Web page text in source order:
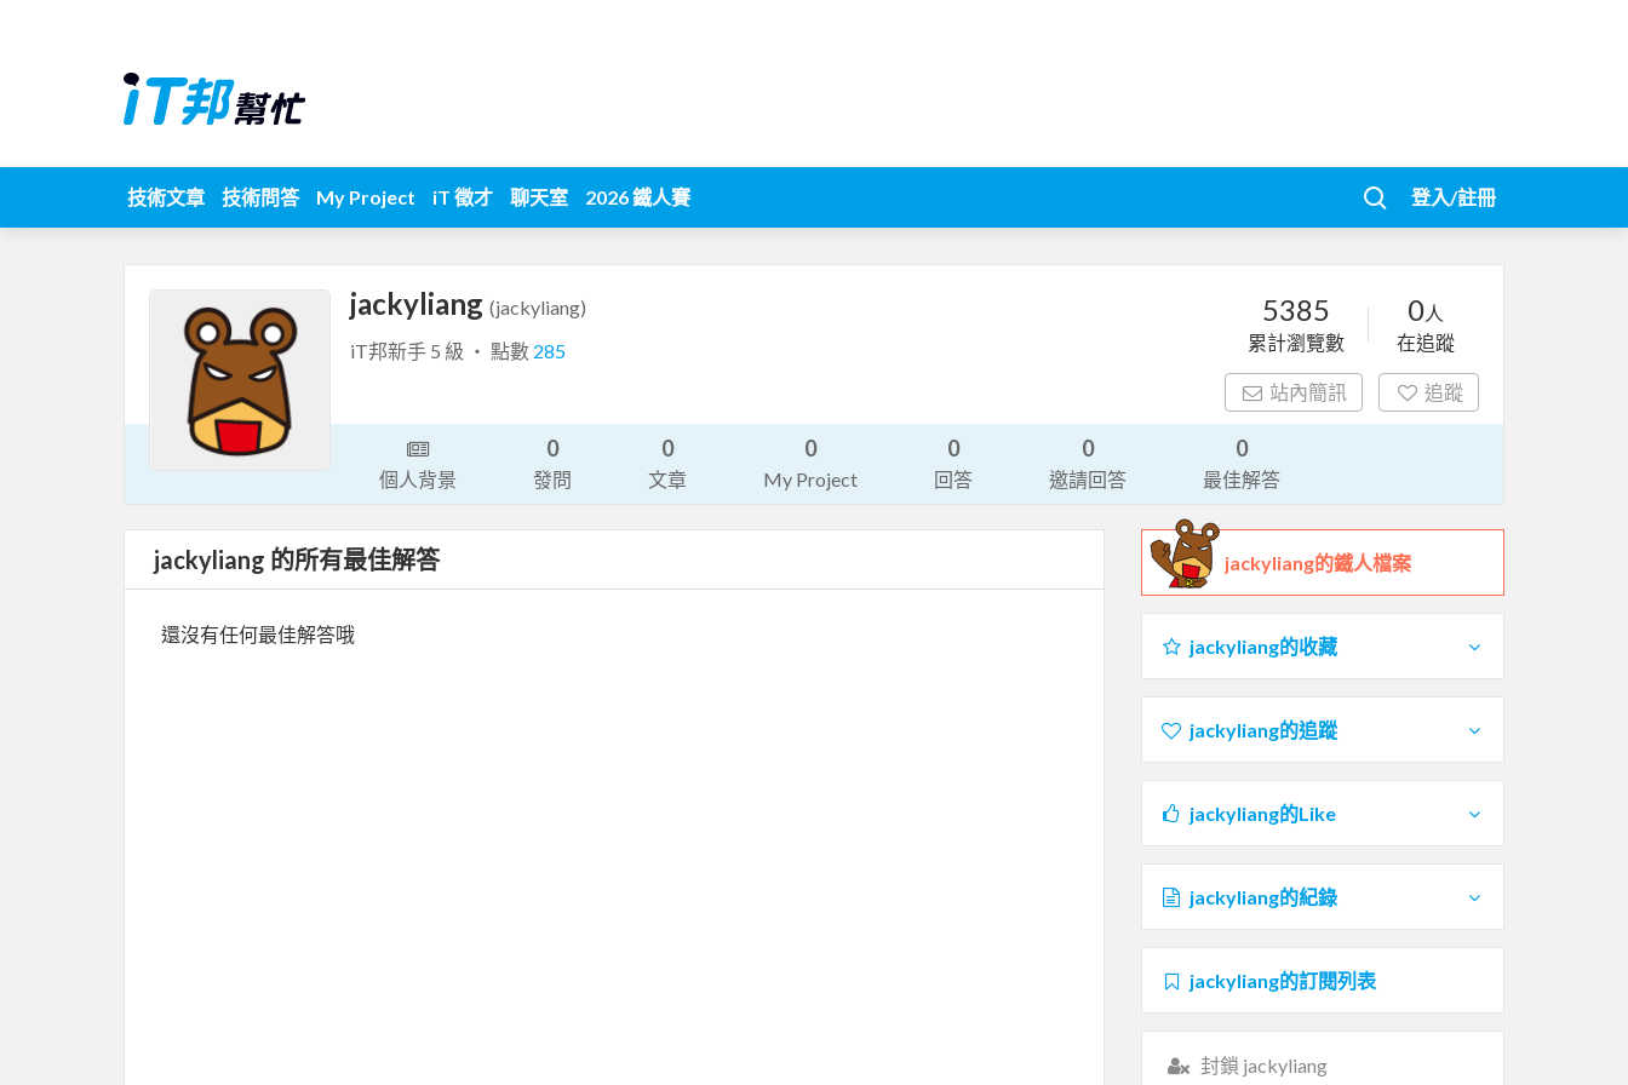
技術文章 技術問答 My Project iT 徵才 聊天室 2026 鐵人賽 登入/註冊
jackyliang (jackyliang)
iT邦新手 5 級 ‧ 點數 285
5385
累計瀏覽數
0人
在追蹤
站內簡訊 追蹤
個人背景
0
發問
0
文章
0
My Project
0
回答
0
邀請回答
0
最佳解答
jackyliang 的所有最佳解答
還沒有任何最佳解答哦
jackyliang的鐵人檔案
jackyliang的收藏
jackyliang的追蹤
jackyliang的Like
jackyliang的紀錄
jackyliang的訂閱列表
封鎖 jackyliang